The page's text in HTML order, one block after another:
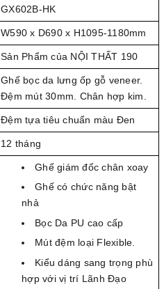
GX602B-HK
W590 x D690 x H1095-1180mm
Sản Phẩm của NỘI THẤT 190
Ghế bọc da lưng ốp gỗ veneer.
Đệm mút 30mm. Chân hợp kim.
Đệm tựa tiêu chuẩn màu Đen
12 tháng
Ghế giám đốc chân xoay
Ghế có chức năng bật
nhả
Bọc Da PU cao cấp
Mút đệm loại Flexible.
Kiểu dáng sang trọng phù
hợp với vị trí Lãnh Đạo